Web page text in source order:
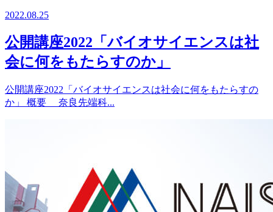
2022.08.25
公開講座2022「バイオサイエンスは社
会に何をもたらすのか」
公開講座2022「バイオサイエンスは社会に何をもたらすの
か」 概要 奈良先端科...